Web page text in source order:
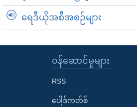
ရေဒီယိုအစီအစဉ်များ
၀န်ဆောင်မှုများ
RSS
ပေါ့ဒ်ကတ်စ်